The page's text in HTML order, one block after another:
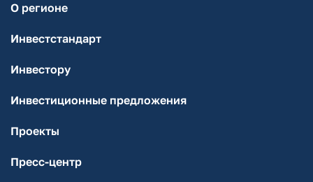
О регионе
Инвестстандарт
Инвестору
Инвестиционные предложения
Проекты
Пресс-центр